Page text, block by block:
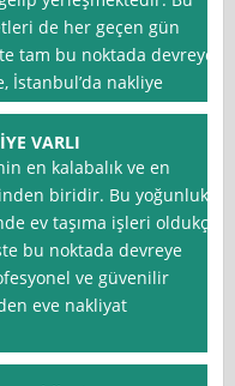
de her geçen gün
tam bu noktada devreye
İstanbul’da nakliye
VARLI
en kalabalık ve en
biridir. Bu yoğunluk
ev taşıma işleri oldukça
bu noktada devreye
ve güvenilir
eve nakliyat